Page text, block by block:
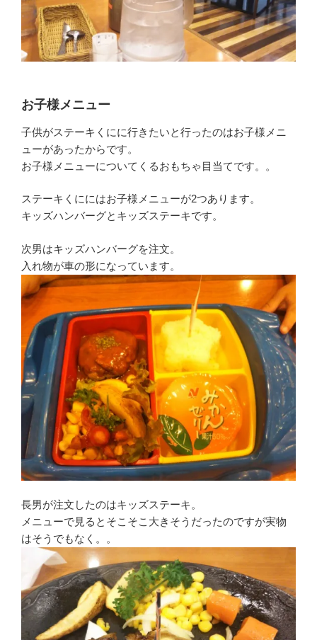
お子様メニュー
子供がステーキくにに行きたいと行ったのはお子様メニ
ューがあったからです。
お子様メニューについてくるおもちゃ目当てです。。
ステーキくににはお子様メニューが2つあります。
キッズハンバーグとキッズステーキです。
次男はキッズハンバーグを注文。
入れ物が車の形になっています。
長男が注文したのはキッズステーキ。
メニューで見るとそこそこ大きそうだったのですが実物
はそうでもなく。。